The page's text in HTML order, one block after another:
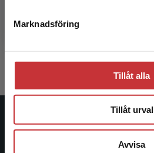
Marknadsföring
Tillåt alla
Tillåt urval
Avvisa
Nyström, Fredrik m.fl. (red.)
Studentlitteratur